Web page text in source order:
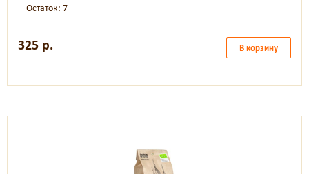
Остаток: 7
325 р. В корзину